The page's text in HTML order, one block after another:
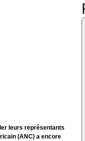
leurs représentants
(ANC) a encore